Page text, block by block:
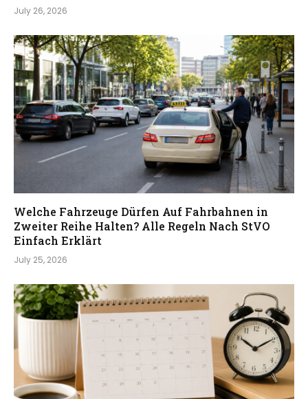
July 26, 2026
Welche Fahrzeuge Dürfen Auf Fahrbahnen in
Zweiter Reihe Halten? Alle Regeln Nach StVO
Einfach Erklärt
July 25, 2026